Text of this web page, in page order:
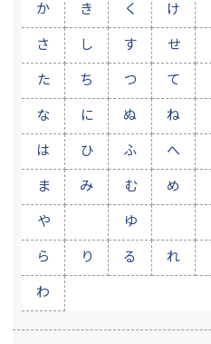
か き く け
さ し す せ
た ち つ て
な に ぬ ね
は ひ ふ へ
ま み む め
や ゆ
ら り る れ
わ